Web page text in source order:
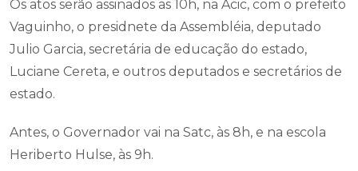
Os atos serão assinados as 10h, na Acic, com o prefeito
Vaguinho, o presidnete da Assembléia, deputado
Julio Garcia, secretária de educação do estado,
Luciane Cereta, e outros deputados e secretários de
estado.
Antes, o Governador vai na Satc, às 8h, e na escola
Heriberto Hulse, às 9h.